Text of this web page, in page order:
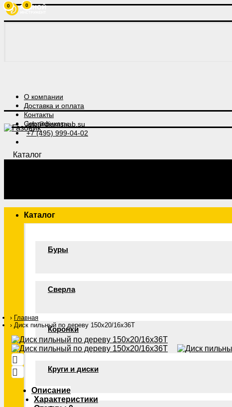
О компании
Доставка и оплата
Контакты
Сертификаты
info@diamsnab.su
+7 (495) 999-04-02
0
Каталог
Каталог
Буры
Сверла
Коронки
Круги и диски
0
Главная
Диск пильный по дереву 150х20/16х36Т
Описание
Характеристики